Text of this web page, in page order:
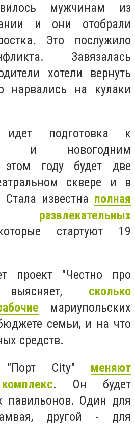
мужчинам из
и они отобрали
Это послужило
Завязалась
хотели вернуть
нарвались на кулаки
подготовка к
и новогодним
году будет две
сквере и в
известна полная
стартуют 19
проект "Честно про
сколько
мариупольских
семьи, и на что
средств.
"Порт City" меняют
. Он будет
павильонов. Один для
другой - для